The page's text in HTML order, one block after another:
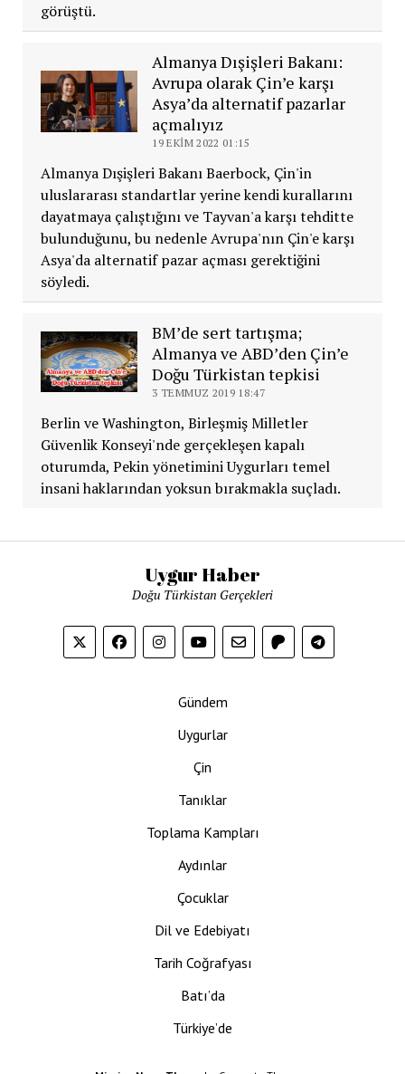
görüştü.
Almanya Dışişleri Bakanı:
Avrupa olarak Çin’e karşı
Asya’da alternatif pazarlar
açmalıyız
19 EKIM 2022 01:15
Almanya Dışişleri Bakanı Baerbock, Çin'in
uluslararası standartlar yerine kendi kurallarını
dayatmaya çalıştığını ve Tayvan'a karşı tehditte
bulunduğunu, bu nedenle Avrupa'nın Çin'e karşı
Asya'da alternatif pazar açması gerektiğini
söyledi.
BM’de sert tartışma;
Almanya ve ABD’den Çin’e
Doğu Türkistan tepkisi
3 TEMMUZ 2019 18:47
Berlin ve Washington, Birleşmiş Milletler
Güvenlik Konseyi'nde gerçekleşen kapalı
oturumda, Pekin yönetimini Uygurları temel
insani haklarından yoksun bırakmakla suçladı.
Uygur Haber
Doğu Türkistan Gerçekleri
Gündem
Uygurlar
Çin
Tanıklar
Toplama Kampları
Aydınlar
Çocuklar
Dil ve Edebiyatı
Tarih Coğrafyası
Batı’da
Türkiye’de